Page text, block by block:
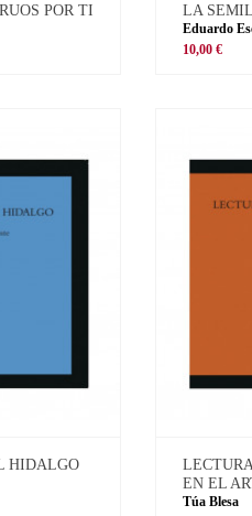
POR TI LA
Eduardo
10,00 €
HIDALGO
EN EL
Túa Blesa